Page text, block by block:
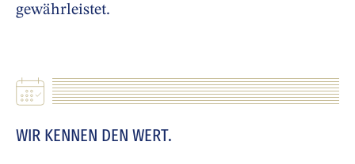
gewährleistet.
WIR KENNEN DEN WERT.